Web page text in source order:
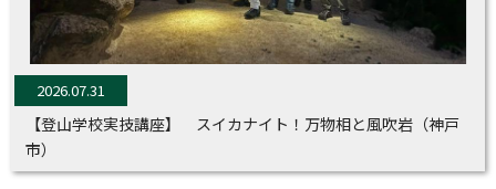
----------------------------------------------------------------
-------------------
WE are, it is a shop that sells climbing
equipment, mountaineering wear and camping
2026.07.31
【登山学校実技講座】 スイカナイト！万物相と風吹岩（神戸
市）